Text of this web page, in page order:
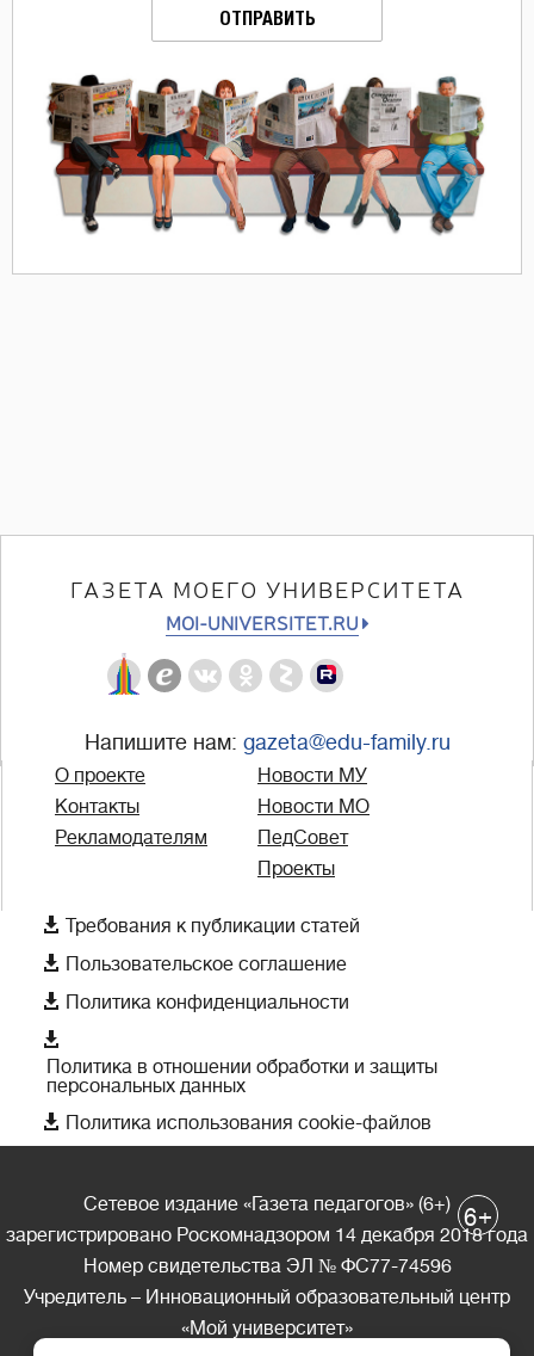
ОТПРАВИТЬ
ГАЗЕТА МОЕГО УНИВЕРСИТЕТА
MOI-UNIVERSITET.RU
Напишите нам: gazeta@edu-family.ru
О проекте
Контакты
Рекламодателям
Новости МУ
Новости МО
ПедСовет
Проекты
 Требования к публикации статей
 Пользовательское соглашение
 Политика конфиденциальности

Политика в отношении обработки и защиты
персональных данных
 Политика использования cookie-файлов
Сетевое издание «Газета педагогов» (6+)
зарегистрировано Роскомнадзором 14 декабря 2018 года
Номер свидетельства ЭЛ № ФС77-74596
Учредитель – Инновационный образовательный центр
«Мой университет»
6+